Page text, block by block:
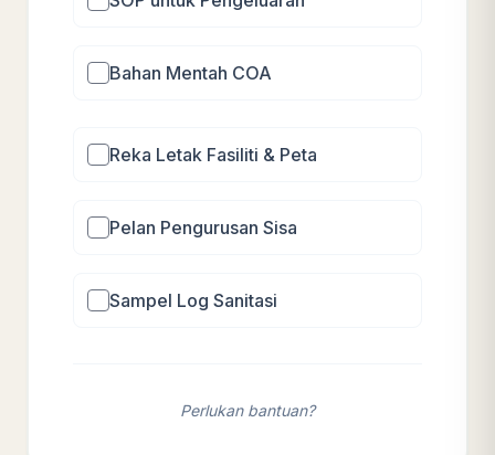
Bahan Mentah COA
Reka Letak Fasiliti & Peta
Pelan Pengurusan Sisa
Sampel Log Sanitasi
Perlukan bantuan?